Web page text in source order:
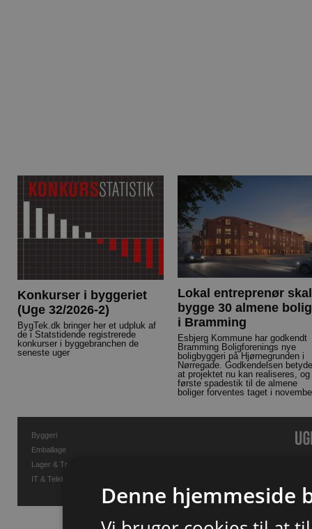
Konkurser i byggeriet
(Uge 32/2026-2)
BygTek.dk bringer her et udpluk af
de i Statstidende registrerede
konkurser i byggebranchen de
seneste uger
Lokal entreprenør skal
bygge 30 almene
i Bramming
Esbjerg Kommune har godkendt
Bramming Boligforenings nye
boligbyggeri på Hjørnegrunden i
Nørregade. Godkendelsen
at projektet nu kan realiseres, og
første spadestik til de almene
boliger forventes taget i
Byggeri
Emballage
Lager & Transport
IT & Telekommunikation
Denne hjemmeside